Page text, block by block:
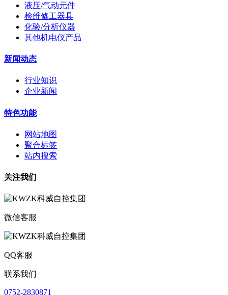
液压/气动元件
检维修工器具
化验/分析仪器
其他机电仪产品
新闻动态
行业知识
企业新闻
特色功能
网站地图
聚合标签
站内搜索
关注我们
微信客服
QQ客服
联系我们
0752-2830871